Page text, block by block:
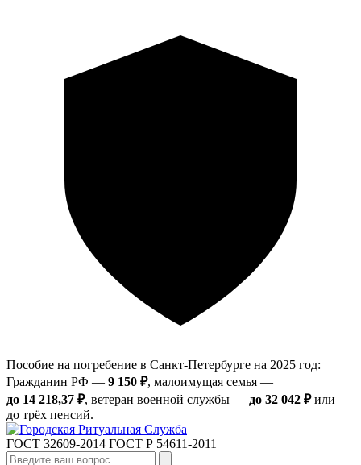
Пособие на погребение в Санкт‑Петербурге на 2025 год:
Гражданин РФ — 9 150 ₽, малоимущая семья —
до 14 218,37 ₽, ветеран военной службы — до 32 042 ₽или
до трёх пенсий.
ГОСТ 32609-2014 ГОСТ Р 54611-2011